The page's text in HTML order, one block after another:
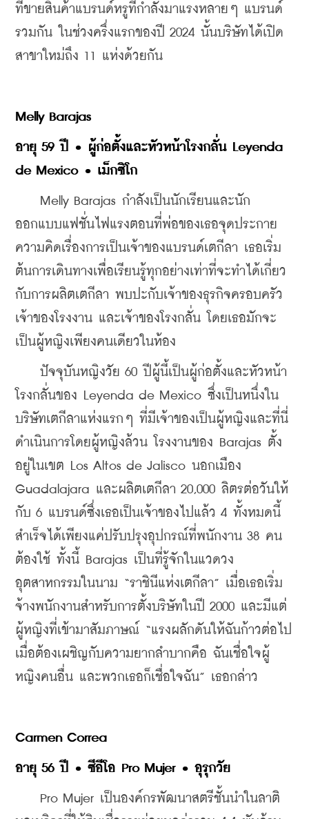
ที่ขายสินค้าแบรนด์หรูที่กำลังมาแรงหลายๆ แบรนด์
รวมกัน ในช่วงครึ่งแรกของปี 2024 นั้นบริษัทได้เปิด
สาขาใหม่ถึง 11 แห่งด้วยกัน
Melly Barajas
อายุ 59 ปี • ผู้ก่อตั้งและหัวหน้าโรงกลั่น Leyenda
de Mexico • เม็กซิโก
Melly Barajas กำลังเป็นนักเรียนและนัก
ออกแบบแฟชั่นไฟแรงตอนที่พ่อของเธอจุดประกาย
ความคิดเรื่องการเป็นเจ้าของแบรนด์เตกีลา เธอเริ่ม
ต้นการเดินทางเพื่อเรียนรู้ทุกอย่างเท่าที่จะทำได้เกี่ยว
กับการผลิตเตกีลา พบปะกับเจ้าของธุรกิจครอบครัว
เจ้าของโรงงาน และเจ้าของโรงกลั่น โดยเธอมักจะ
เป็นผู้หญิงเพียงคนเดียวในห้อง
ปัจจุบันหญิงวัย 60 ปีผู้นี้เป็นผู้ก่อตั้งและหัวหน้า
โรงกลั่นของ Leyenda de Mexico ซึ่งเป็นหนึ่งใน
บริษัทเตกีลาแห่งแรกๆ ที่มีเจ้าของเป็นผู้หญิงและที่นี่
ดำเนินการโดยผู้หญิงล้วน โรงงานของ Barajas ตั้ง
อยู่ในเขต Los Altos de Jalisco นอกเมือง
Guadalajara และผลิตเตกีลา 20,000 ลิตรต่อวันให้
กับ 6 แบรนด์ซึ่งเธอเป็นเจ้าของไปแล้ว 4 ทั้งหมดนี้
สำเร็จได้เพียงแค่ปรับปรุงอุปกรณ์ที่พนักงาน 38 คน
ต้องใช้ ทั้งนี้ Barajas เป็นที่รู้จักในแวดวง
อุตสาหกรรมในนาม “ราชินีแห่งเตกีลา” เมื่อเธอเริ่ม
จ้างพนักงานสำหรับการตั้งบริษัทในปี 2000 และมีแต่
ผู้หญิงที่เข้ามาสัมภาษณ์ “แรงผลักดันให้ฉันก้าวต่อไป
เมื่อต้องเผชิญกับความยากลำบากคือ ฉันเชื่อใจผู้
หญิงคนอื่น และพวกเธอก็เชื่อใจฉัน” เธอกล่าว
Carmen Correa
อายุ 56 ปี • ซีอีโอ Pro Mujer • อุรุกวัย
Pro Mujer เป็นองค์กรพัฒนาสตรีชั้นนำในลาติ